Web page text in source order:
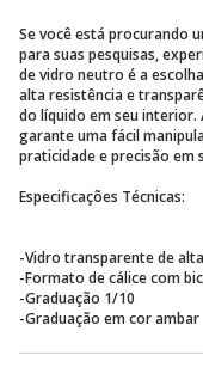
Se você está procurando
para suas pesquisas,
de vidro neutro é a
alta resistência e
do líquido em seu
garante uma fácil
praticidade e precisão em
Especificações Técnicas:
-Vidro transparente de
-Formato de cálice com
-Graduação 1/10
-Graduação em cor ambar